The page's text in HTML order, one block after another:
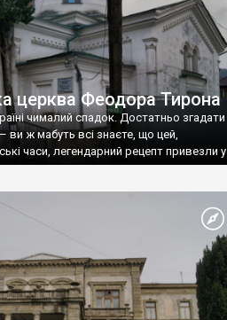
церква Феодора Тирона
чималий спадок. Достатньо згадати
ви ж мабуть всі знаєте, що цей,
часи, легендарний рецепт привезли у